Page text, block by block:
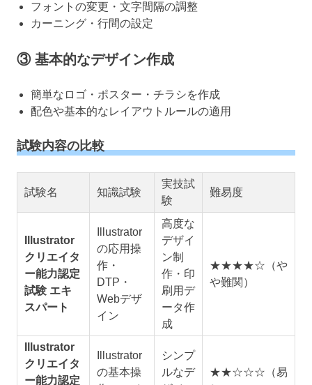
フォントの変更・文字間隔の調整
カーニング・行間の設定
③ 基本的なデザイン作成
簡単なロゴ・ポスター・チラシを作成
配色や基本的なレイアウトルールの適用
試験内容の比較
試験名 知識試験
実技試
験
難易度
Illustrator
クリエイタ
ー能力認定
試験 エキ
スパート
Illustrator
の応用操
作・
DTP・
Webデザ
イン
高度な
デザイ
ン制
作・印
刷用デ
ータ作
成
★★★★☆（や
や難関）
Illustrator
クリエイタ
ー能力認定
Illustrator
の基本操
シンプ
ルなデ
★★☆☆☆（易